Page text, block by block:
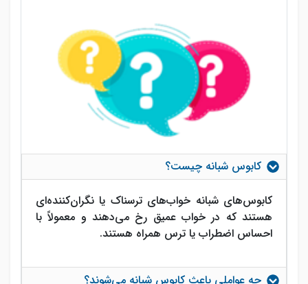
کابوس شبانه چیست؟
کابوس‌های شبانه خواب‌های ترسناک یا نگران‌کننده‌ای
هستند که در خواب عمیق رخ می‌دهند و معمولاً با
احساس اضطراب یا ترس همراه هستند.
چه عواملی باعث کابوس شبانه می‌شوند؟